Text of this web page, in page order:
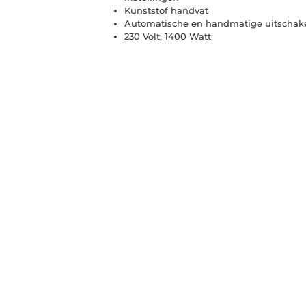
Kunststof handvat
Automatische en handmatige
230 Volt, 1400 Watt